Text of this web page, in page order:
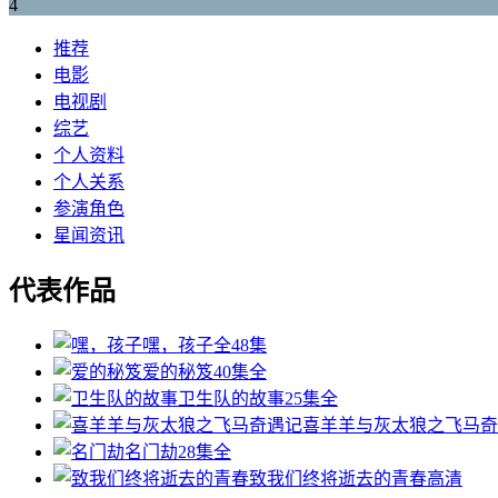
4
推荐
电影
电视剧
综艺
个人资料
个人关系
参演角色
星闻资讯
代表作品
嘿，孩子全48集
爱的秘笈40集全
卫生队的故事25集全
喜羊羊与灰太狼之飞马
名门劫28集全
致我们终将逝去的青春高清